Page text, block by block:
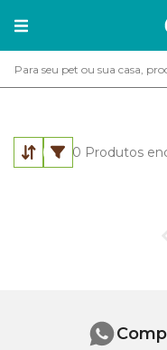
0 Produtos